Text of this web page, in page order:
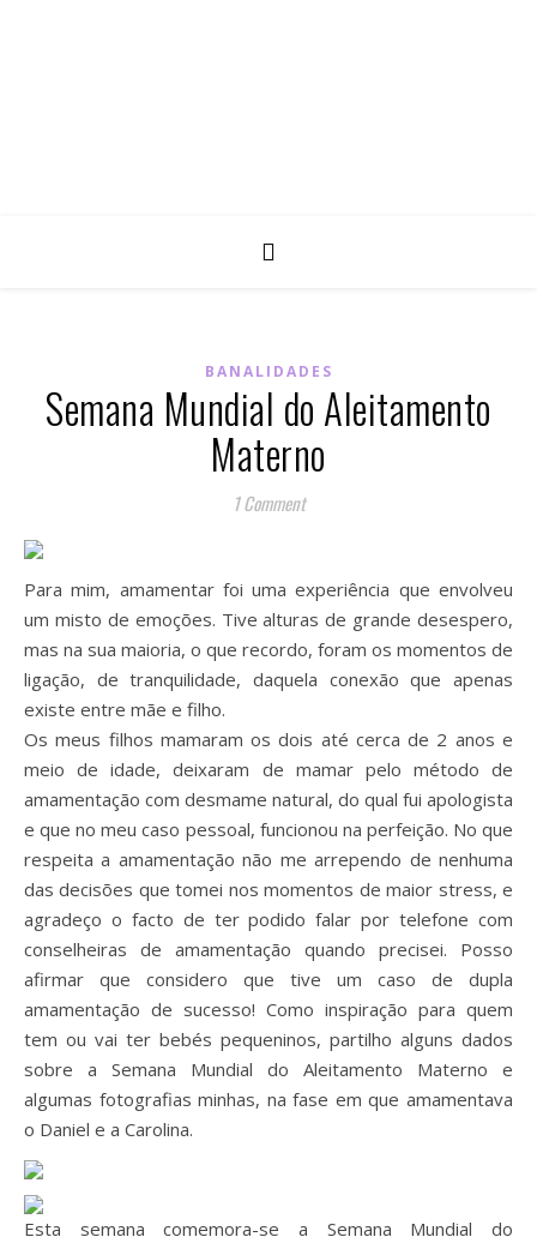
BANALIDADES
Semana Mundial do Aleitamento
Materno
1 Comment
Para mim, amamentar foi uma experiência que envolveu
um misto de emoções. Tive alturas de grande desespero,
mas na sua maioria, o que recordo, foram os momentos de
ligação, de tranquilidade, daquela conexão que apenas
existe entre mãe e filho.
Os meus filhos mamaram os dois até cerca de 2 anos e
meio de idade, deixaram de mamar pelo método de
amamentação com desmame natural, do qual fui apologista
e que no meu caso pessoal, funcionou na perfeição. No que
respeita a amamentação não me arrependo de nenhuma
das decisões que tomei nos momentos de maior stress, e
agradeço o facto de ter podido falar por telefone com
conselheiras de amamentação quando precisei. Posso
afirmar que considero que tive um caso de dupla
amamentação de sucesso! Como inspiração para quem
tem ou vai ter bebés pequeninos, partilho alguns dados
sobre a Semana Mundial do Aleitamento Materno e
algumas fotografias minhas, na fase em que amamentava
o Daniel e a Carolina.
Esta semana comemora-se a Semana Mundial do